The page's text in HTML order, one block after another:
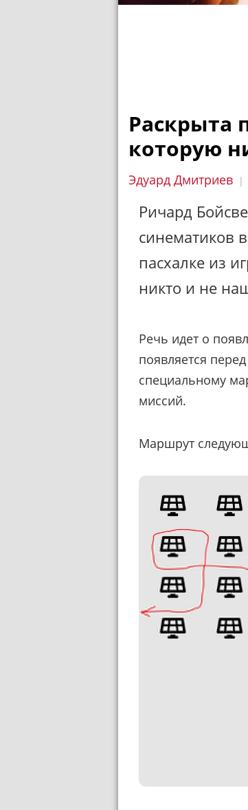
Раскрыта
которую
Эдуард Дмитриев |
Ричард
синематиков
пасхалке из
никто и не
Речь идет о
появляется
специальному
миссий.
Маршрут